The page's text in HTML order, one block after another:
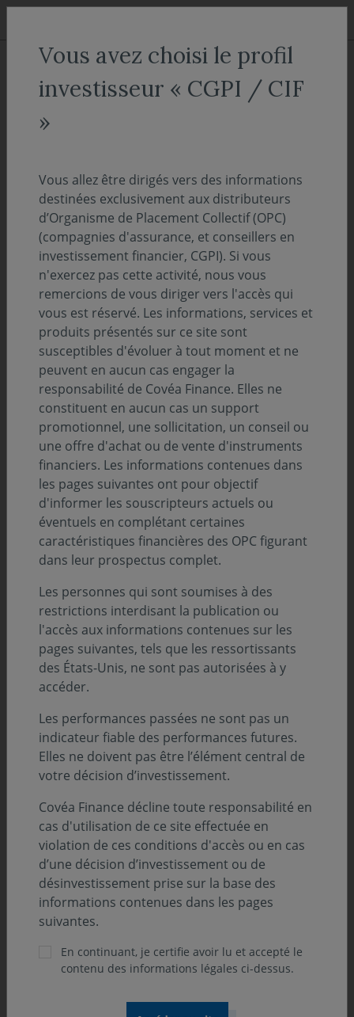
Aller au menu
Aller au contenu
ACCUEIL Décryptages
Le regard du gérant - Focus
privé dans les institutions
financières européennes
PERSPECTIVES ÉCONOMIQUES ET FINANCIÈRES
mai 2026
Temps de lecture :3min
Depuis quelques mois, nous assistons à une
série de faillites d'entreprises résultant
parfois de fraudes ou de malversations (First
Brands, Tricolor aux États-Unis, MFS au
Royaume-Uni) dans un contexte de taux
d’intérêt élevés comme décrit dans nos
Perspectives Economiques et Financières.
Les investisseurs deviennent plus précautionneux et
réclament plus de transparence sur le sujet. En raison
de politiques monétaires non conventionnelles, les
institutions financières non bancaires, en quête de
rendement positif, se sont développés sur le segment
du financement direct des entreprises non cotées et de
taille plus réduite, soit directement, soit en finançant
des véhicules d’investissements gérés par des gérants
d’actifs (SGP). L'essor du crédit privé est également la
résultante des exigences en capital imposées aux
banques après la grande crise financière. Des acteurs
financiers non bancaires pouvaient prêter à des
entreprises sans contrainte particulière de supervision.
Depuis lors, trois problématiques émergent :
- La détérioration de la qualité de crédit des
emprunteurs en lien avec la dégradation de la
conjoncture aggravée par le conflit au Moyen-Orient. On
observe à cet effet une hausse d'impayés des intérêts
venant gonfler le capital à rembourser à terme.
- Le sujet de la valorisation des prêts alors que les
Vous avez choisi le profil
investisseur « CGPI / CIF
»
Vous allez être dirigés vers des informations
destinées exclusivement aux distributeurs
d’Organisme de Placement Collectif (OPC)
(compagnies d'assurance, et conseillers en
investissement financier, CGPI). Si vous
n'exercez pas cette activité, nous vous
remercions de vous diriger vers l'accès qui
vous est réservé. Les informations, services et
produits présentés sur ce site sont
susceptibles d'évoluer à tout moment et ne
peuvent en aucun cas engager la
responsabilité de Covéa Finance. Elles ne
constituent en aucun cas un support
promotionnel, une sollicitation, un conseil ou
une offre d'achat ou de vente d'instruments
financiers. Les informations contenues dans
les pages suivantes ont pour objectif
d'informer les souscripteurs actuels ou
éventuels en complétant certaines
caractéristiques financières des OPC figurant
dans leur prospectus complet.
Les personnes qui sont soumises à des
restrictions interdisant la publication ou
l'accès aux informations contenues sur les
pages suivantes, tels que les ressortissants
des États-Unis, ne sont pas autorisées à y
accéder.
Les performances passées ne sont pas un
indicateur fiable des performances futures.
Elles ne doivent pas être l’élément central de
votre décision d’investissement.
Covéa Finance décline toute responsabilité en
cas d'utilisation de ce site effectuée en
violation de ces conditions d'accès ou en cas
d’une décision d’investissement ou de
désinvestissement prise sur la base des
informations contenues dans les pages
suivantes.
En continuant, je certifie avoir lu et accepté le
contenu des informations légales ci-dessus.